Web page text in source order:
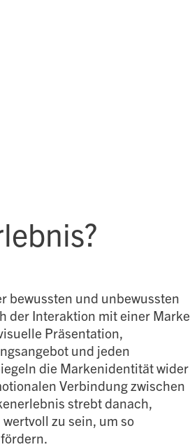
bewussten und unbewussten
der Interaktion mit einer Marke
Präsentation,
und jeden
die Markenidentität wider
Verbindung zwischen
strebt danach,
zu sein, um so